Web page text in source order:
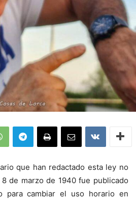
que han redactado esta ley no
de marzo de 1940 fue publicado
para cambiar el uso horario en